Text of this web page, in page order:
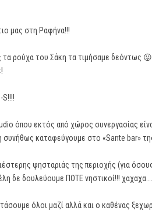
μας στη Ραφήνα!!!
τα ρούχα του Σάκη τα τιμήσαμε δεόντως
όπου εκτός από χώρος συνεργασίας
συνήθως καταφεύγουμε στο «Sante bar»
ψησταριάς της περιοχής (για
δε δουλεύουμε ΠΟΤΕ νηστικοί!!! χαχαχα…..
όλοι μαζί αλλά και ο καθένας